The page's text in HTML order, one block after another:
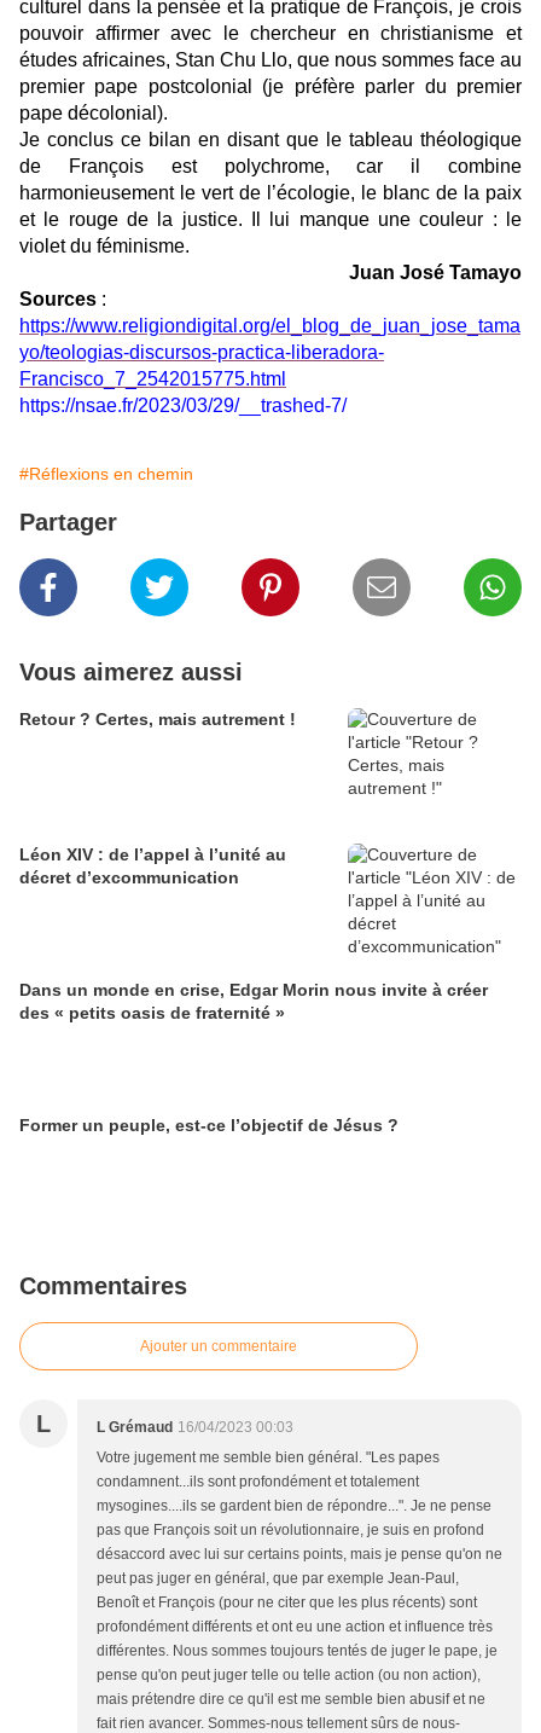
culturel dans la pensée et la pratique de François, je crois
pouvoir affirmer avec le chercheur en christianisme et
études africaines, Stan Chu Llo, que nous sommes face au
premier pape postcolonial (je préfère parler du premier
pape décolonial).
Je conclus ce bilan en disant que le tableau théologique
de François est polychrome, car il combine
harmonieusement le vert de l’écologie, le blanc de la paix
et le rouge de la justice. Il lui manque une couleur : le
violet du féminisme.
Juan José Tamayo
Sources :
https://www.religiondigital.org/el_blog_de_juan_jose_tama
yo/teologias-discursos-practica-liberadora-
Francisco_7_2542015775.html
https://nsae.fr/2023/03/29/__trashed-7/
#Réflexions en chemin
Partager
Vous aimerez aussi
Retour ? Certes, mais autrement !
Léon XIV : de l’appel à l’unité au
décret d’excommunication
Dans un monde en crise, Edgar Morin nous invite à créer
des « petits oasis de fraternité »
Former un peuple, est-ce l’objectif de Jésus ?
Commentaires
Ajouter un commentaire
L L Grémaud 16/04/2023 00:03
Votre jugement me semble bien général. "Les papes
condamnent...ils sont profondément et totalement
mysogines....ils se gardent bien de répondre...". Je ne pense
pas que François soit un révolutionnaire, je suis en profond
désaccord avec lui sur certains points, mais je pense qu'on ne
peut pas juger en général, que par exemple Jean-Paul,
Benoît et François (pour ne citer que les plus récents) sont
profondément différents et ont eu une action et influence très
différentes. Nous sommes toujours tentés de juger le pape, je
pense qu'on peut juger telle ou telle action (ou non action),
mais prétendre dire ce qu'il est me semble bien abusif et ne
fait rien avancer. Sommes-nous tellement sûrs de nous-